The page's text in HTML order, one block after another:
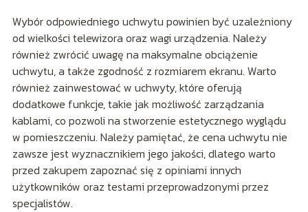
Wybór odpowiedniego uchwytu powinien być uzależniony
od wielkości telewizora oraz wagi urządzenia. Należy
również zwrócić uwagę na maksymalne obciążenie
uchwytu, a także zgodność z rozmiarem ekranu. Warto
również zainwestować w uchwyty, które oferują
dodatkowe funkcje, takie jak możliwość zarządzania
kablami, co pozwoli na stworzenie estetycznego wyglądu
w pomieszczeniu. Należy pamiętać, że cena uchwytu nie
zawsze jest wyznacznikiem jego jakości, dlatego warto
przed zakupem zapoznać się z opiniami innych
użytkowników oraz testami przeprowadzonymi przez
specjalistów.